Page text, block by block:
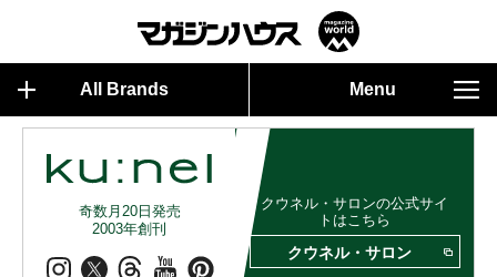
All Brands Menu
奇数月20日発売
2003年創刊
クウネル・サロンの公式サイ
トはこちら
クウネル・サロン